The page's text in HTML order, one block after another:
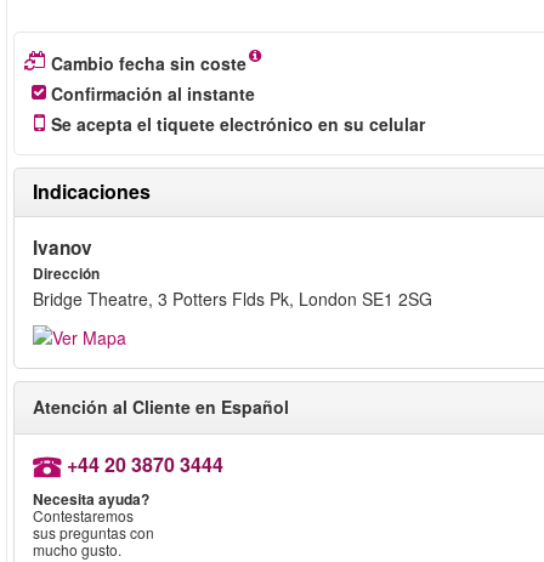
Cambio fecha sin coste
Confirmación al instante
Se acepta el tiquete electrónico en su celular
Indicaciones
Ivanov
Dirección
Bridge Theatre, 3 Potters Flds Pk, London SE1 2SG
Atención al Cliente en Español
+44 20 3870 3444
Necesita ayuda?
Contestaremos
sus preguntas con
mucho gusto.